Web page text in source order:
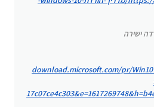
ישירה
download.microsoft.com/pr/